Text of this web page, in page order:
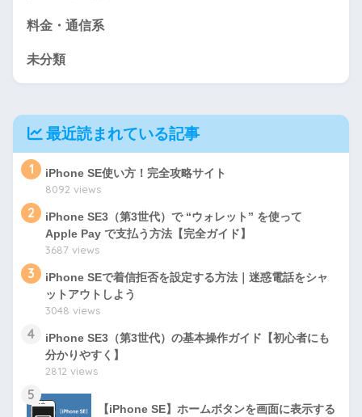
料金・通信系
未分類
最近読まれている記事
1
iPhone SE使い方！完全攻略サイト
8092 views
2
iPhone SE3（第3世代）で “ウォレット” を使って
Apple Pay で支払う方法【完全ガイド】
3687 views
3
iPhone SEで着信拒否を設定する方法｜迷惑電話をシャ
ットアウトしよう
3048 views
4
iPhone SE3（第3世代）の基本操作ガイド【初心者にも
分かりやすく】
2812 views
5
【iPhone SE】ホームボタンを画面に表示する